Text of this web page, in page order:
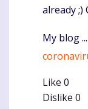
already ;)
My blog ...
Like 0
Dislike 0